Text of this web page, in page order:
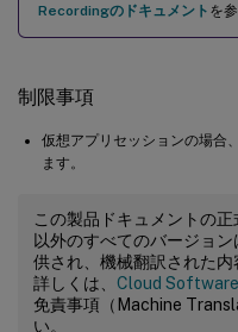
Recordingのドキュメント を
制限事項
仮想アプリセッションの場合
ます。
この製品ドキュメントの
以外のすべてのバージョ
供され、機械翻訳された内
詳しくは、 Cloud
免責事項（Machine
い。